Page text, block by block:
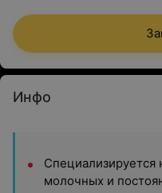
Инфо
Специализируется
молочных и